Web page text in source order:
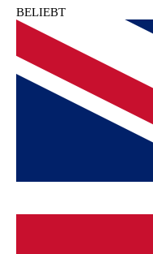
BELIEBT